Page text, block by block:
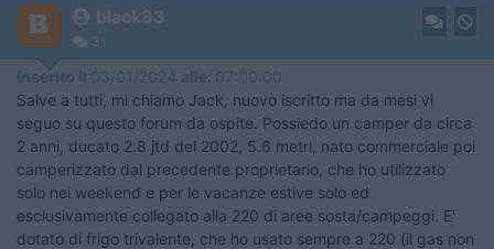
black83
31
Inserito il 03/01/2024 alle: 07:00:00
Salve a tutti, mi chiamo Jack, nuovo iscritto ma da mesi vi
seguo su questo forum da ospite. Possiedo un camper da circa
2 anni, ducato 2.8 jtd del 2002, 5.6 metri, nato commerciale poi
camperizzato dal precedente proprietario, che ho utilizzato
solo nei weekend e per le vacanze estive solo ed
esclusivamente collegato alla 220 di aree sosta/campeggi. E'
dotato di frigo trivalente, che ho usato sempre a 220 (il gas non